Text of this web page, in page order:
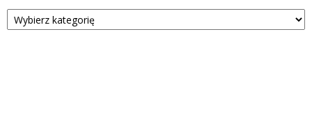
Kategorie